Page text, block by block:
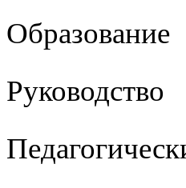
Образование
Руководство